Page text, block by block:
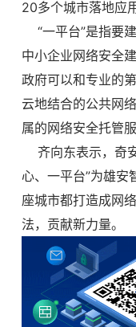
20多个城市落地应
“一平台”是指要
中小企业网络安全
政府可以和专业的
云地结合的公共网
属的网络安全托管服
齐向东表示，奇
心、一平台”为雄安
座城市都打造成网
法，贡献新力量。